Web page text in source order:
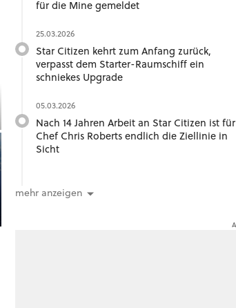
für die Mine gemeldet
25.03.2026
Star Citizen kehrt zum Anfang zurück,
verpasst dem Starter-Raumschiff ein
schniekes Upgrade
05.03.2026
Nach 14 Jahren Arbeit an Star Citizen ist für
Chef Chris Roberts endlich die Ziellinie in
Sicht
mehr anzeigen